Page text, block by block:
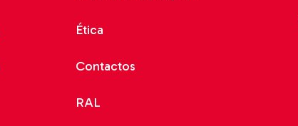
Ética
Contactos
RAL